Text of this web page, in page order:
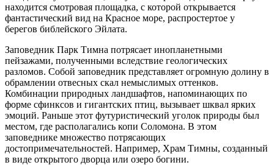
находится смотровая площадка, с которой открывается
фантастический вид на Красное море, распростертое у
берегов библейского Эйлата.
Заповедник Парк Тимна потрясает инопланетными
пейзажами, полученными вследствие геологических
разломов. Собой заповедник представляет огромную долину в
обрамлении отвесных скал немыслимых оттенков.
Комбинации природных ландшафтов, напоминающих по
форме сфинксов и гигантских птиц, вызывает шквал ярких
эмоций. Раньше этот футуристический уголок природы был
местом, где располагались копи Соломона. В этом
заповеднике множество потрясающих
достопримечательностей. Например, Храм Тимны, созданный
в виде открытого дворца или озеро богини.